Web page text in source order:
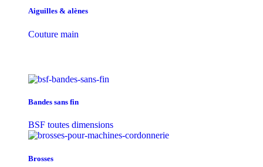
Aiguilles & alènes
Couture main
Bandes sans fin
BSF toutes dimensions
Brosses